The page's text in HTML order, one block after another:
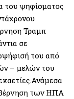
του ψηφίσματος
Τραμπ
σε
του από
– μελών του
των ΗΠΑ